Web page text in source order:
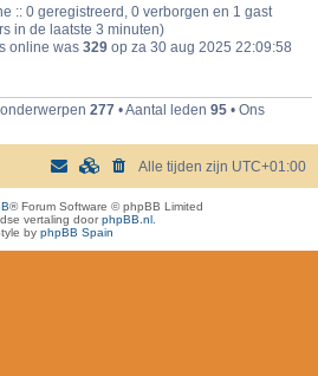
:: 0 geregistreerd, 0 verborgen en 1 gast
in de laatste 3 minuten)
online was 329 op za 30 aug 2025 22:09:58
277 • Aantal leden 95 • Ons
Alle tijden zijn UTC+01:00
® Forum Software © phpBB Limited
vertaling doorphpBB.nl
by phpBB Spain